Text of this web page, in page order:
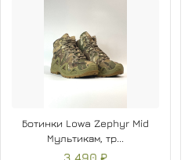
Ботинки Lowa Zephyr Mid
Мультикам, тр...